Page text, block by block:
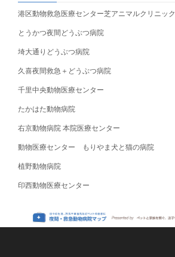
港区動物救急医療センター芝アニマルクリニック
とうかつ夜間どうぶつ病院
埼大通りどうぶつ病院
久喜夜間救急＋どうぶつ病院
千里中央動物医療センター
たかはた動物病院
右京動物病院 本院医療センター
動物医療センター もりやま犬と猫の病院
植野動物病院
印西動物医療センター